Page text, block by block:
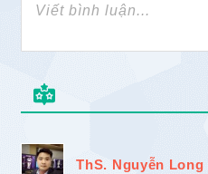
ThS. Nguyễn Long